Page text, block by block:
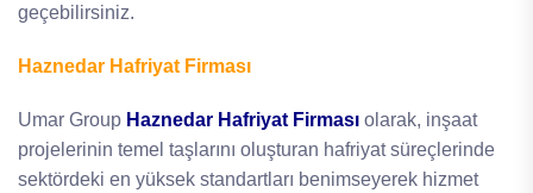
geçebilirsiniz.
Haznedar Hafriyat Firması
Umar Group Haznedar Hafriyat Firması olarak, inşaat
projelerinin temel taşlarını oluşturan hafriyat süreçlerinde
sektördeki en yüksek standartları benimseyerek hizmet